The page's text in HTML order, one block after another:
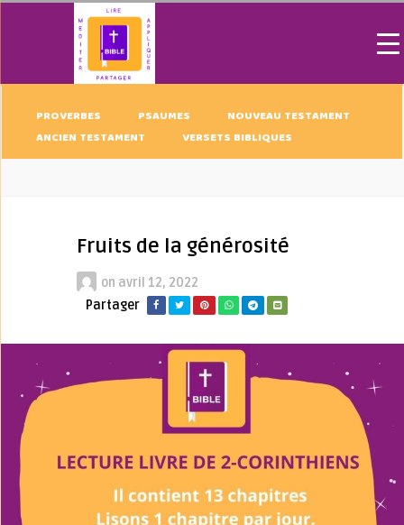
PROVERBES PSAUMES
NOUVEAU TESTAMENT
ANCIEN TESTAMENT
VERSETS BIBLIQUES
Fruits de la générosité
on avril 12, 2022
Partager